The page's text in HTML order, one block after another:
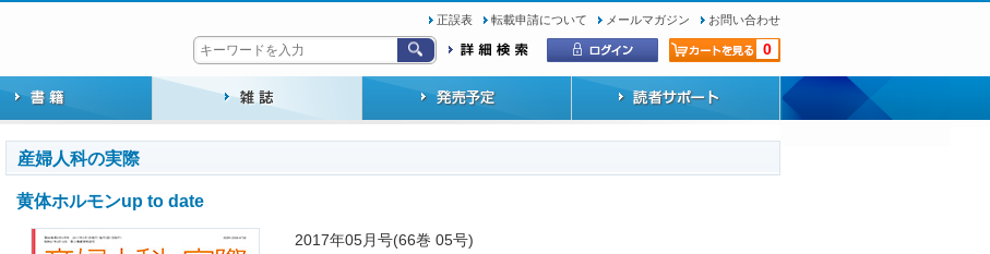
正誤表 転載申請について メールマガジン お問い合わせ
0
産婦人科の実際
黄体ホルモンup to date
2017年05月号(66巻 05号)